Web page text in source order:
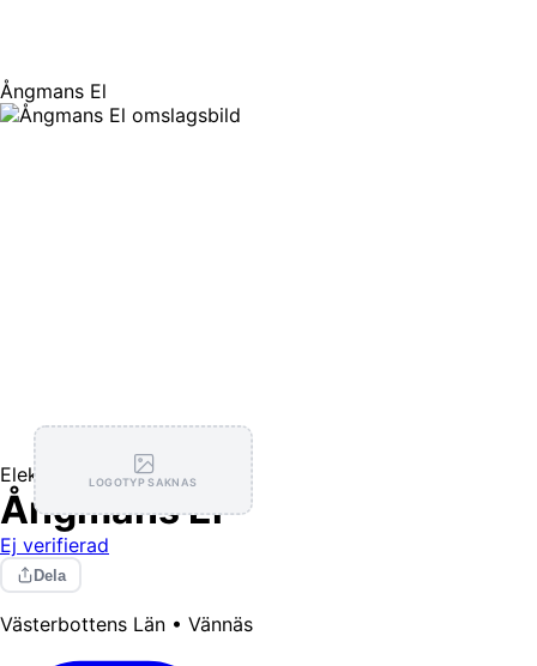
Ångmans El
LOGOTYP SAKNAS
Elektriker
Ångmans El
Ej verifierad
Dela
Västerbottens Län • Vännäs